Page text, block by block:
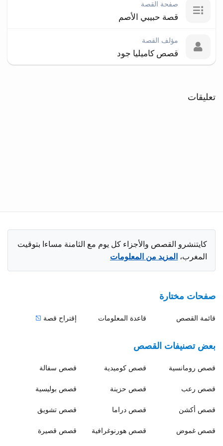
صفحة القصة
قصة حبيبي الأصم
مؤلف القصة
قصص كاميليا جود
تعليقات
كايتنشرو القصص والأجزاء كل يوم مع الثامنة مساءا بتوقيت
المغرب، المزيد من المعلومات
صفحات مختارة
قائمة القصص قاعدة المعلومات إقتراح قصة
بعض تصنيفات القصص
قصص رومانسية قصص كوميدية قصص سفالة
قصص رعب قصص حزينة قصص بوليسية
قصص أكشن قصص دراما قصص تشويق
قصص غموض قصص هورنوغرافية قصص قصيرة